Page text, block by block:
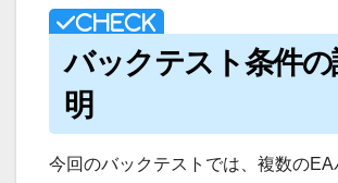
バックテスト条件
明
今回のバックテストでは、複数のEA